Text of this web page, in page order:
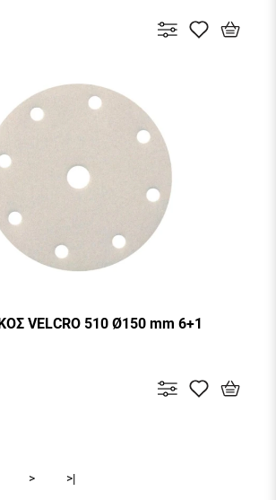
VELCRO 510 Ø150 mm 6+1
> >|